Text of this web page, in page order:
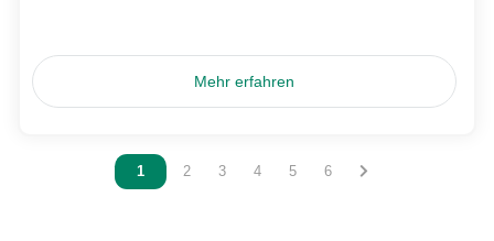
Mehr erfahren
Vous êtes sur la page
1 Vous êtes sur la page
2 Vous êtes sur la page
3 Vous êtes sur la page
4 Vous êtes sur la page
5 Vous êtes sur la page
6